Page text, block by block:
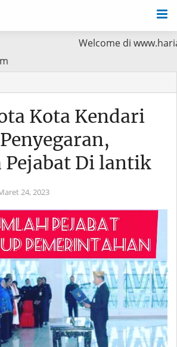
Welcome di
Kota Kendari
Pejabat Di lantik
24, 2023